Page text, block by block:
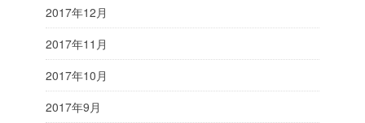
2017年12月
2017年11月
2017年10月
2017年9月